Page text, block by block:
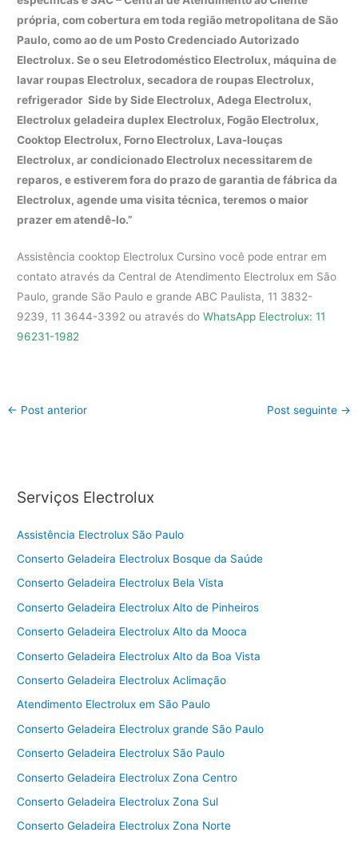
própria, com cobertura em toda região metropolitana de São
Paulo, como ao de um Posto Credenciado Autorizado
Electrolux. Se o seu Eletrodoméstico Electrolux, máquina de
lavar roupas Electrolux, secadora de roupas Electrolux,
refrigerador Side by Side Electrolux, Adega Electrolux,
Electrolux geladeira duplex Electrolux, Fogão Electrolux,
Cooktop Electrolux, Forno Electrolux, Lava-louças
Electrolux, ar condicionado Electrolux necessitarem de
reparos, e estiverem fora do prazo de garantia de fábrica da
Electrolux, agende uma visita técnica, teremos o maior
prazer em atendê-lo.”
Assistência cooktop Electrolux Cursino você pode entrar em
contato através da Central de Atendimento Electrolux em São
Paulo, grande São Paulo e grande ABC Paulista, 11 3832-
9239, 11 3644-3392 ou através doWhatsApp Electrolux: 11
96231-1982
← Post anterior Post seguinte →
Serviços Electrolux
Assistência Electrolux São Paulo
Conserto Geladeira Electrolux Bosque da Saúde
Conserto Geladeira Electrolux Bela Vista
Conserto Geladeira Electrolux Alto de Pinheiros
Conserto Geladeira Electrolux Alto da Mooca
Conserto Geladeira Electrolux Alto da Boa Vista
Conserto Geladeira Electrolux Aclimação
Atendimento Electrolux em São Paulo
Conserto Geladeira Electrolux grande São Paulo
Conserto Geladeira Electrolux São Paulo
Conserto Geladeira Electrolux Zona Centro
Conserto Geladeira Electrolux Zona Sul
Conserto Geladeira Electrolux Zona Norte